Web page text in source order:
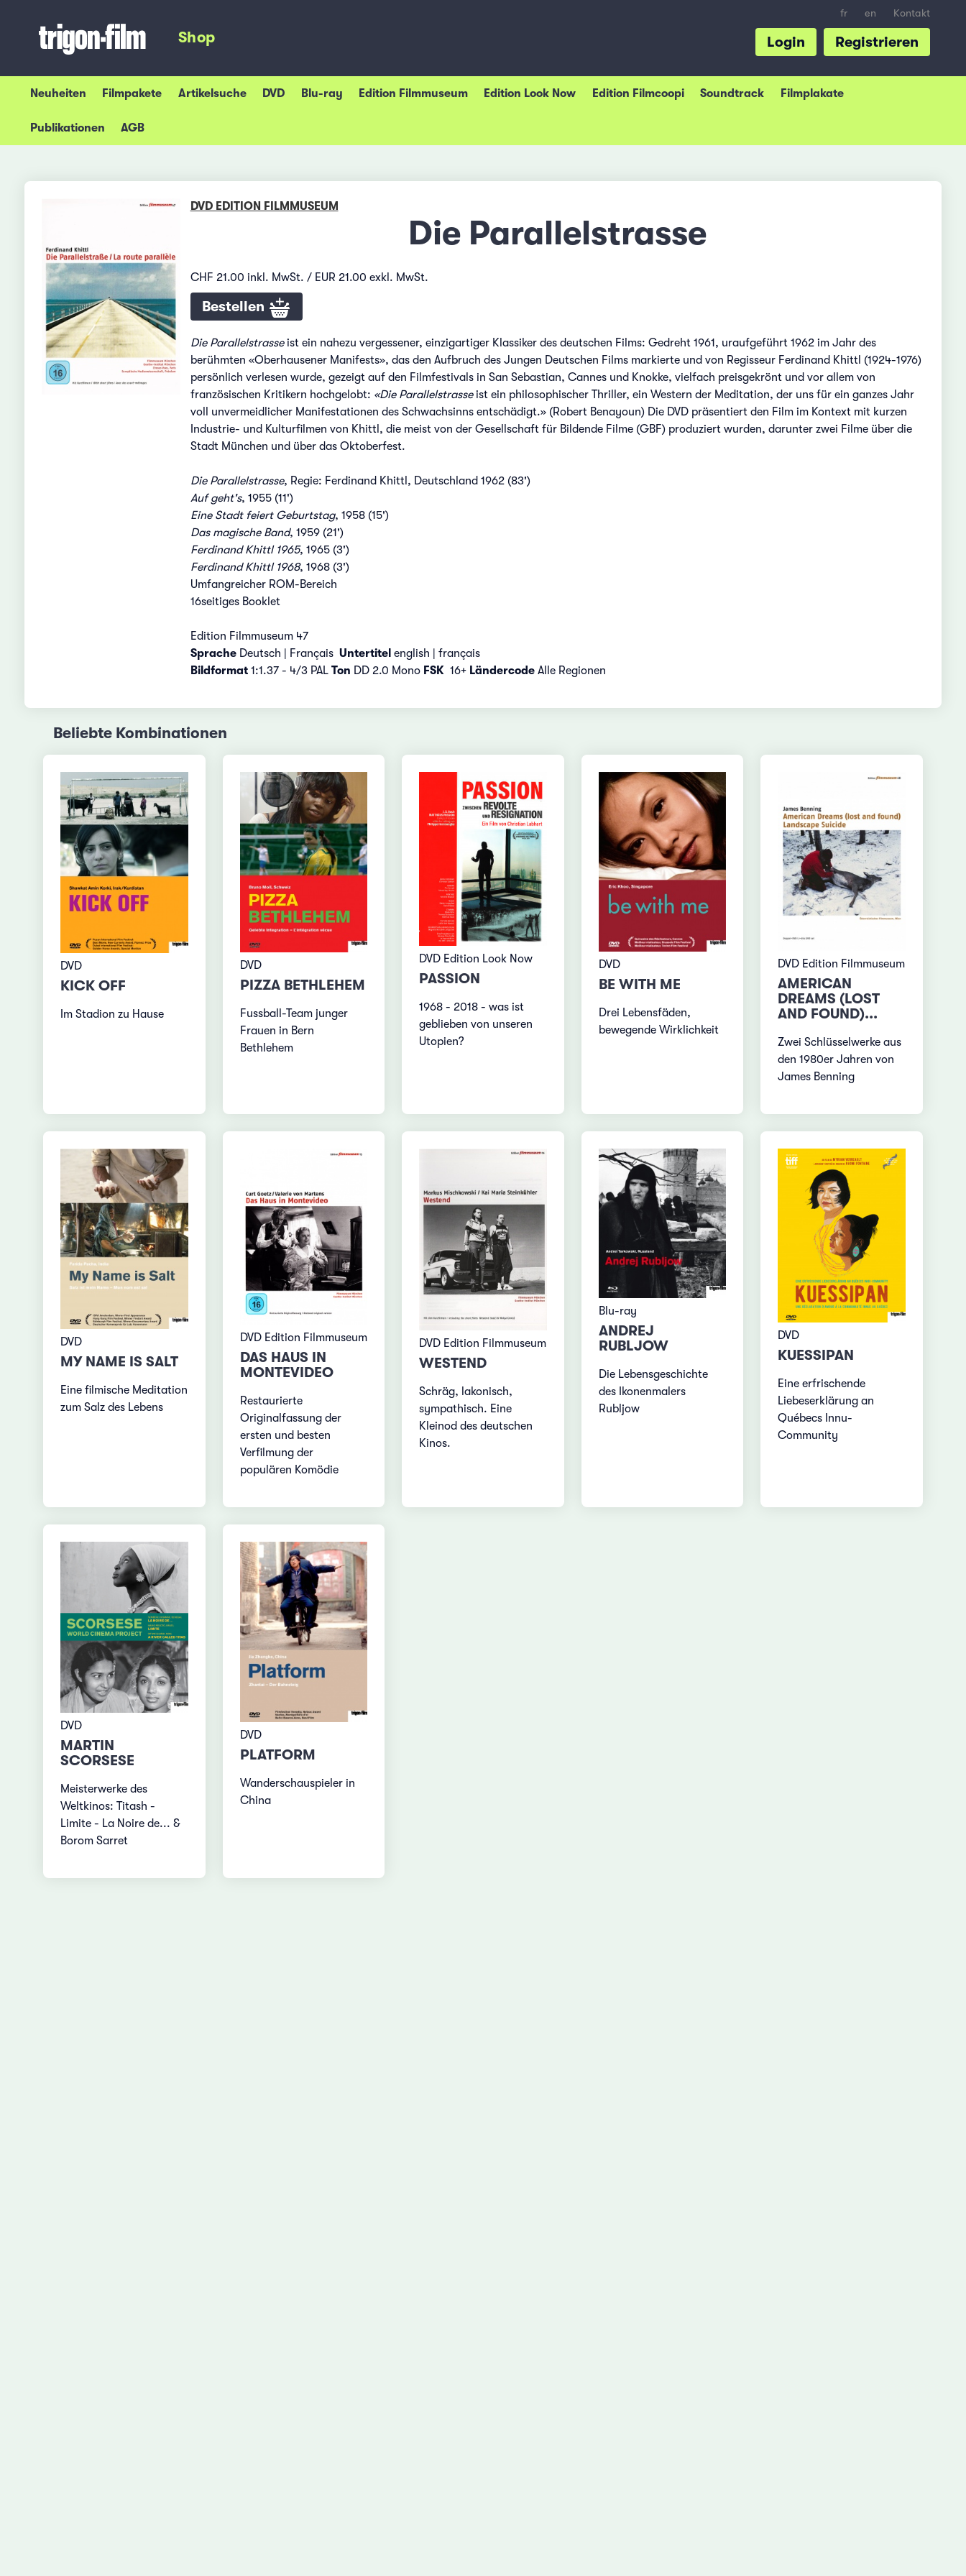
fr en Kontakt
Shop Registrieren
Login
Neuheiten Filmpakete Artikelsuche DVD Blu-ray Edition Filmmuseum Edition Look Now Edition Filmcoopi Soundtrack Filmplakate
Publikationen AGB
DVD EDITION FILMMUSEUM
Die Parallelstrasse
CHF 21.00 inkl. MwSt. / EUR 21.00 exkl. MwSt.
Bestellen
Die Parallelstrasseist ein nahezu vergessener, einzigartiger Klassiker des deutschen Films: Gedreht 1961, uraufgeführt 1962 im Jahr des
berühmten «Oberhausener Manifests», das den Aufbruch des Jungen Deutschen Films markierte und von Regisseur Ferdinand Khittl (1924-1976)
persönlich verlesen wurde, gezeigt auf den Filmfestivals in San Sebastian, Cannes und Knokke, vielfach preisgekrönt und vor allem von
französischen Kritikern hochgelobt: «Die Parallelstrasseist ein philosophischer Thriller, ein Western der Meditation, der uns für ein ganzes Jahr
voll unvermeidlicher Manifestationen des Schwachsinns entschädigt.» (Robert Benayoun) Die DVD präsentiert den Film im Kontext mit kurzen
Industrie- und Kulturfilmen von Khittl, die meist von der Gesellschaft für Bildende Filme (GBF) produziert wurden, darunter zwei Filme über die
Stadt München und über das Oktoberfest.
Die Parallelstrasse, Regie: Ferdinand Khittl, Deutschland 1962 (83')
Auf geht's, 1955 (11')
Eine Stadt feiert Geburtstag, 1958 (15')
Das magische Band, 1959 (21')
Ferdinand Khittl 1965, 1965 (3')
Ferdinand Khittl 1968, 1968 (3')
Umfangreicher ROM-Bereich
16seitiges Booklet
Edition Filmmuseum 47
SpracheDeutsch | Français Untertitel english | français
Bildformat1:1.37 - 4/3 PALTon DD 2.0 Mono FSK16+ LändercodeAlle Regionen
Beliebte Kombinationen
DVD
KICK OFF
Im Stadion zu Hause
DVD
PIZZA BETHLEHEM
Fussball-Team junger
Frauen in Bern
Bethlehem
DVD Edition Look Now
PASSION
1968 - 2018 - was ist
geblieben von unseren
Utopien?
DVD
BE WITH ME
Drei Lebensfäden,
bewegende Wirklichkeit
DVD Edition Filmmuseum
AMERICAN
DREAMS (LOST
AND FOUND)...
Zwei Schlüsselwerke aus
den 1980er Jahren von
James Benning
DVD
MY NAME IS SALT
Eine filmische Meditation
zum Salz des Lebens
DVD Edition Filmmuseum
DAS HAUS IN
MONTEVIDEO
Restaurierte
Originalfassung der
ersten und besten
Verfilmung der
populären Komödie
DVD Edition Filmmuseum
WESTEND
Schräg, lakonisch,
sympathisch. Eine
Kleinod des deutschen
Kinos.
Blu-ray
ANDREJ
RUBLJOW
Die Lebensgeschichte
des Ikonenmalers
Rubljow
DVD
KUESSIPAN
Eine erfrischende
Liebeserklärung an
Québecs Innu-
Community
DVD
MARTIN
SCORSESE
Meisterwerke des
Weltkinos: Titash -
Limite - La Noire de... &
Borom Sarret
DVD
PLATFORM
Wanderschauspieler in
China